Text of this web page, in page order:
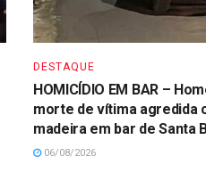
DESTAQUE
HOMICÍDIO EM BAR –
morte de vítima agredida
madeira em bar de Santa
06/08/2026